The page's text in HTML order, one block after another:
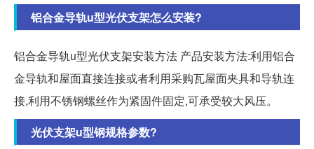
铝合金导轨u型光伏支架怎么安装?
铝合金导轨u型光伏支架安装方法 产品安装方法:利用铝合
金导轨和屋面直接连接或者利用采购瓦屋面夹具和导轨连
接,利用不锈钢螺丝作为紧固件固定,可承受较大风压。
光伏支架u型钢规格参数?